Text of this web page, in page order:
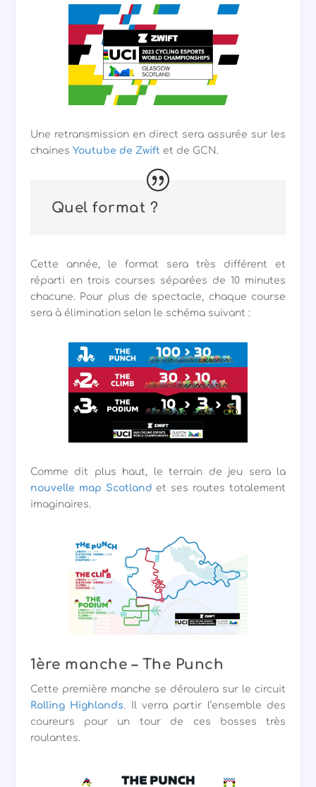
Une retransmission en direct sera assurée sur les
chaines Youtube de Zwift et de GCN.
Quel format ?
Cette année, le format sera très différent et
réparti en trois courses séparées de 10 minutes
chacune. Pour plus de spectacle, chaque course
sera à élimination selon le schéma suivant :
Comme dit plus haut, le terrain de jeu sera la
nouvelle map Scotland et ses routes totalement
imaginaires.
1ère manche – The Punch
Cette première manche se déroulera sur le circuit
Rolling Highlands. Il verra partir l’ensemble des
coureurs pour un tour de ces bosses très
roulantes.